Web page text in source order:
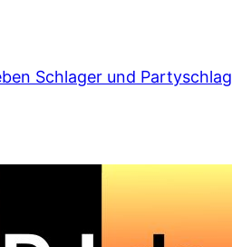
Schlager und